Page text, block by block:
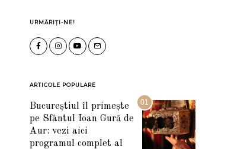
URMĂRIȚI-NE!
ARTICOLE POPULARE
01
Bucureștiul îl primește
pe Sfântul Ioan Gură de
Aur: vezi aici
programul complet al